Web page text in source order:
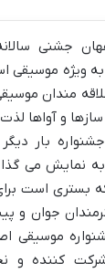
جشنی
ویژه موسیقی
مندان
و آواها
جشنواره بار
نمایش می
بستری است
جوان و
موسیقی
شرکت کننده و